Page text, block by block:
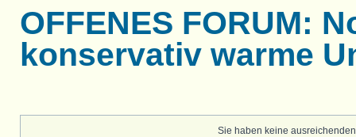
OFFENES FORUM:
konservativ warme
Sie haben keine